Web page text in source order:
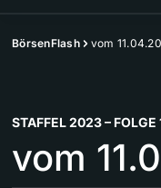
BörsenFlash vom
STAFFEL 2023 – FOLGE
vom